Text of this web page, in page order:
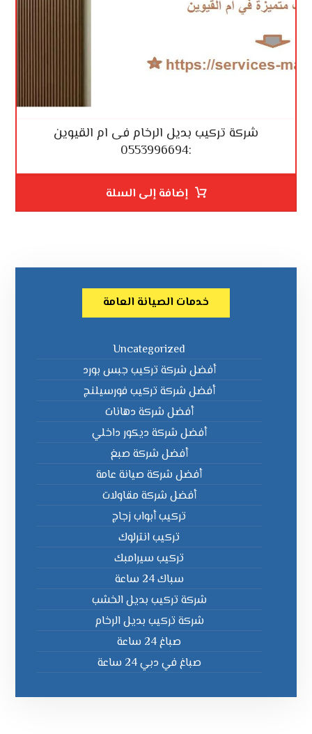
شركة تركيب بديل الرخام فى ام القيوين
:0553996694
إضافة إلى السلة
خدمات الصيانة العامة
Uncategorized
أفضل شركة تركيب جبس بورد
أفضل شركة تركيب فورسيلنج
أفضل شركة دهانات
أفضل شركة ديكور داخلي
أفضل شركة صبغ
أفضل شركة صيانة عامة
أفضل شركة مقاولات
تركيب أبواب زجاج
تركيب انترلوك
تركيب سيرامبك
سباك 24 ساعة
شركة تركيب بديل الخشب
شركة تركيب بديل الرخام
صباغ 24 ساعة
صباغ في دبي 24 ساعة